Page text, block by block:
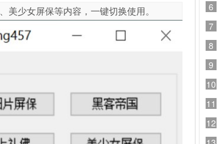
少女屏保等内容，一键切换使用。
6
7
8
9
10
11
12